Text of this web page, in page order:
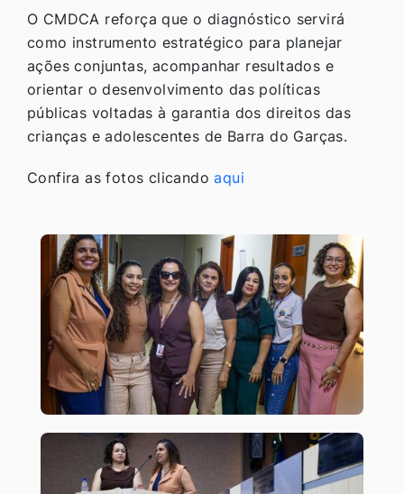
O CMDCA reforça que o diagnóstico servirá
como instrumento estratégico para planejar
ações conjuntas, acompanhar resultados e
orientar o desenvolvimento das políticas
públicas voltadas à garantia dos direitos das
crianças e adolescentes de Barra do Garças.
Confira as fotos clicandoaqui